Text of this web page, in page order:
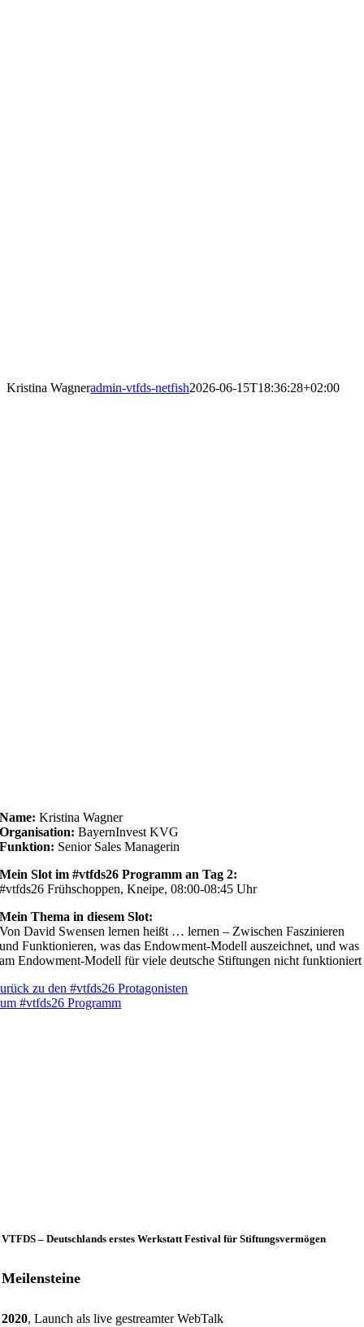
Kristina Wagneradmin-vtfds-netfish2026-06-15T18:36:28+02:00
Name: Kristina Wagner
Organisation: BayernInvest KVG
Funktion: Senior Sales Managerin
Mein Slot im #vtfds26 Programm an Tag 2:
#vtfds26 Frühschoppen, Kneipe, 08:00-08:45 Uhr
Mein Thema in diesem Slot:
Von David Swensen lernen heißt … lernen – Zwischen Faszinieren
und Funktionieren, was das Endowment-Modell auszeichnet, und was
am Endowment-Modell für viele deutsche Stiftungen nicht funktioniert
zu den #vtfds26 Protagonisten
#vtfds26 Programm
VTFDS – Deutschlands erstes Werkstatt Festival für Stiftungsvermögen
Meilensteine
2020, Launch als live gestreamter WebTalk